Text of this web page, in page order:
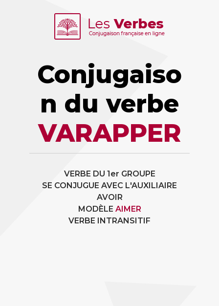
Conjugaiso
n du verbe
VARAPPER
VERBE DU 1er GROUPE
SE CONJUGUE AVEC L'AUXILIAIRE
AVOIR
MODÈLE AIMER
VERBE INTRANSITIF